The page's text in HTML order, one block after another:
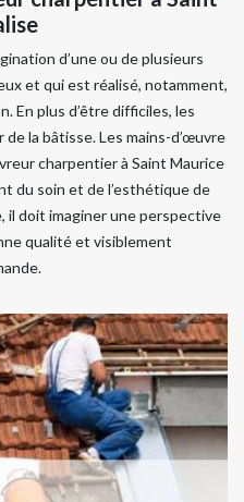
d’une ou de plusieurs
et qui est réalisé, notamment,
En plus d’être difficiles, les
la bâtisse. Les mains-d’œuvre
charpentier à Saint Maurice
du soin et de l’esthétique de
il doit imaginer une perspective
qualité et visiblement